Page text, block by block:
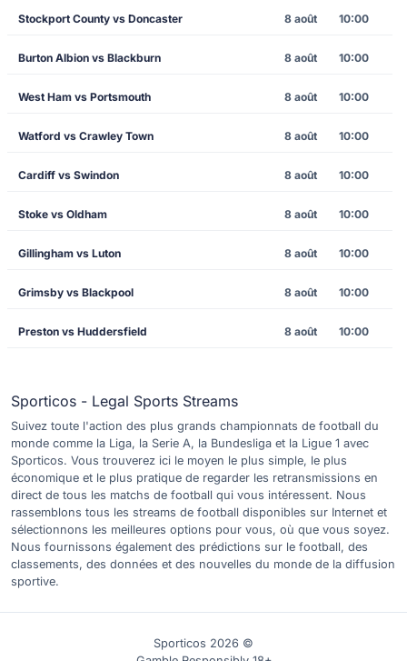
Stockport County vs Doncaster 8 août 10:00
Burton Albion vs Blackburn 8 août 10:00
West Ham vs Portsmouth 8 août 10:00
Watford vs Crawley Town 8 août 10:00
Cardiff vs Swindon 8 août 10:00
Stoke vs Oldham 8 août 10:00
Gillingham vs Luton 8 août 10:00
Grimsby vs Blackpool 8 août 10:00
Preston vs Huddersfield 8 août 10:00
Sporticos - Legal Sports Streams
Suivez toute l'action des plus grands championnats de football du
monde comme la Liga, la Serie A, la Bundesliga et la Ligue 1 avec
Sporticos. Vous trouverez ici le moyen le plus simple, le plus
économique et le plus pratique de regarder les retransmissions en
direct de tous les matchs de football qui vous intéressent. Nous
rassemblons tous les streams de football disponibles sur Internet et
sélectionnons les meilleures options pour vous, où que vous soyez.
Nous fournissons également des prédictions sur le football, des
classements, des données et des nouvelles du monde de la diffusion
sportive.
Sporticos 2026 ©